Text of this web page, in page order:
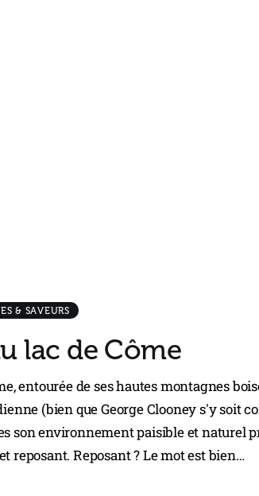
& SAVEURS
lac de Côme
entourée de ses hautes montagnes
(bien que George Clooney s'y soit
son environnement paisible et naturel
reposant. Reposant ? Le mot est bien…